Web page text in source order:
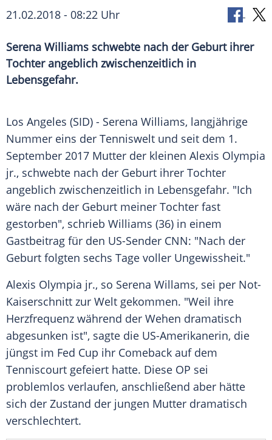
21.02.2018 - 08:22 Uhr
Serena Williams schwebte nach der Geburt ihrer
Tochter angeblich zwischenzeitlich in
Lebensgefahr.
Los Angeles (SID) - Serena Williams, langjährige
Nummer eins der Tenniswelt und seit dem 1.
September 2017 Mutter der kleinen Alexis Olympia
jr., schwebte nach der Geburt ihrer Tochter
angeblich zwischenzeitlich in Lebensgefahr. "Ich
wäre nach der Geburt meiner Tochter fast
gestorben", schrieb Williams (36) in einem
Gastbeitrag für den US-Sender CNN: "Nach der
Geburt folgten sechs Tage voller Ungewissheit."
Alexis Olympia jr., so Serena Willams, sei per Not-
Kaiserschnitt zur Welt gekommen. "Weil ihre
Herzfrequenz während der Wehen dramatisch
abgesunken ist", sagte die US-Amerikanerin, die
jüngst im Fed Cup ihr Comeback auf dem
Tenniscourt gefeiert hatte. Diese OP sei
problemlos verlaufen, anschließend aber hätte
sich der Zustand der jungen Mutter dramatisch
verschlechtert.